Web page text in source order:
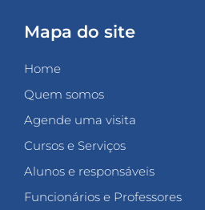
Mapa do site
Home
Quem somos
Agende uma visita
Cursos e Serviços
Alunos e responsáveis
Funcionários e Professores